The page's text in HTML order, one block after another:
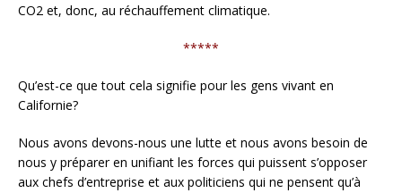
CO2 et, donc, au réchauffement climatique.
*****
Qu’est-ce que tout cela signifie pour les gens vivant en
Californie?
Nous avons devons-nous une lutte et nous avons besoin de
nous y préparer en unifiant les forces qui puissent s’opposer
aux chefs d’entreprise et aux politiciens qui ne pensent qu’à